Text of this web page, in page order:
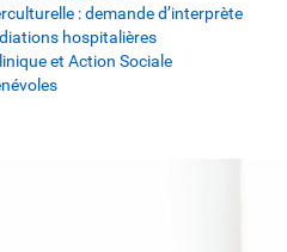
: demande d’interprète
hospitalières
et Action Sociale